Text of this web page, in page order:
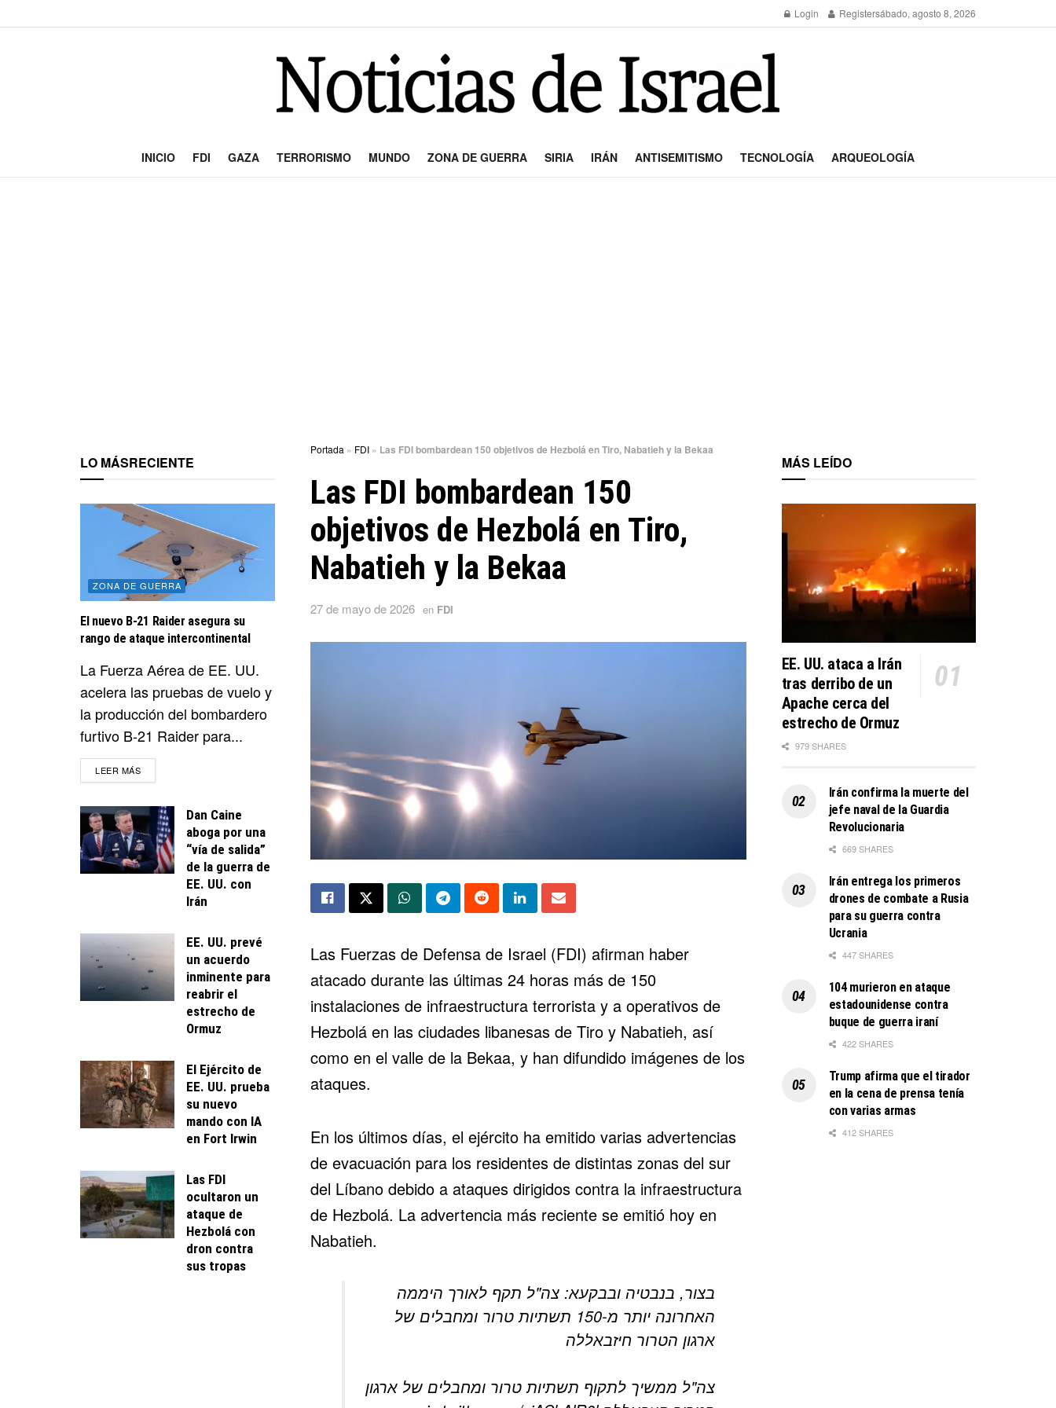
Login Registersábado, agosto 8, 2026
INICIO FDI GAZA TERRORISMO MUNDO ZONA DE GUERRA SIRIA IRÁN ANTISEMITISMO TECNOLOGÍA ARQUEOLOGÍA
Portada » FDI» Las FDI bombardean 150 objetivos de Hezbolá en Tiro, Nabatieh y la Bekaa
Las FDI bombardean 150
objetivos de Hezbolá en Tiro,
Nabatieh y la Bekaa
27 de mayo de 2026 en FDI
Las Fuerzas de Defensa de Israel (FDI) afirman haber
atacado durante las últimas 24 horas más de 150
instalaciones de infraestructura terrorista y a operativos de
Hezbolá en las ciudades libanesas de Tiro y Nabatieh, así
como en el valle de la Bekaa, y han difundido imágenes de los
ataques.
En los últimos días, el ejército ha emitido varias advertencias
de evacuación para los residentes de distintas zonas del sur
del Líbano debido a ataques dirigidos contra la infraestructura
de Hezbolá. La advertencia más reciente se emitió hoy en
Nabatieh.
בצור, בנבטיה ובבקעא: צה"ל תקף לאורך היממה
האחרונה יותר מ-150 תשתיות טרור ומחבלים של
ארגון הטרור חיזבאללה
צה"ל ממשיך לתקוף תשתיות טרור ומחבלים של ארגון
LO MÁSRECIENTE
ZONA DE GUERRA
El nuevo B-21 Raider asegura su
rango de ataque intercontinental
La Fuerza Aérea de EE. UU.
acelera las pruebas de vuelo y
la producción del bombardero
furtivo B-21 Raider para...
LEER MÁSDETAILS
Dan Caine
aboga por una
“vía de salida”
de la guerra de
EE. UU. con
Irán
EE. UU. prevé
un acuerdo
inminente para
reabrir el
estrecho de
Ormuz
El Ejército de
EE. UU. prueba
su nuevo
mando con IA
en Fort Irwin
Las FDI
ocultaron un
ataque de
Hezbolá con
dron contra
sus tropas
MÁS LEÍDO
EE. UU. ataca a Irán
tras derribo de un
Apache cerca del
estrecho de Ormuz
979 SHARES
Irán confirma la muerte del
jefe naval de la Guardia
Revolucionaria
669 SHARES
Irán entrega los primeros
drones de combate a Rusia
para su guerra contra
Ucrania
447 SHARES
104 murieron en ataque
estadounidense contra
buque de guerra iraní
422 SHARES
Trump afirma que el tirador
en la cena de prensa tenía
con varias armas
412 SHARES